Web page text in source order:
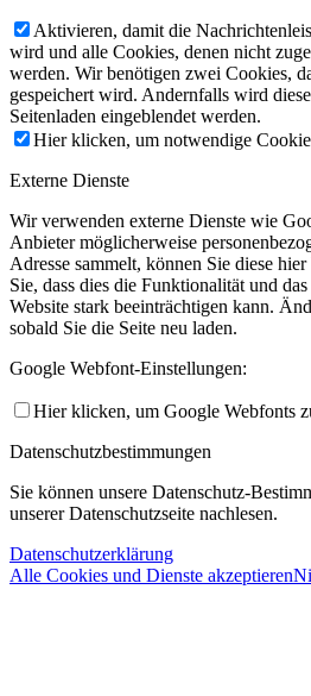
Aktivieren, damit die
wird und alle Cookies, denen nicht
werden. Wir benötigen zwei Cookies,
gespeichert wird. Andernfalls wird
Seitenladen eingeblendet werden.
Hier klicken, um notwendige
Externe Dienste
Wir verwenden externe Dienste wie
Anbieter möglicherweise
Adresse sammelt, können Sie diese
Sie, dass dies die Funktionalität und
Website stark beeinträchtigen kann.
sobald Sie die Seite neu laden.
Google Webfont-Einstellungen:
Hier klicken, um Google Webfonts
Datenschutzbestimmungen
Sie können unsere Datenschutz-
unserer Datenschutzseite nachlesen.
Datenschutzerklärung
Alle Cookies und Dienste akzeptieren